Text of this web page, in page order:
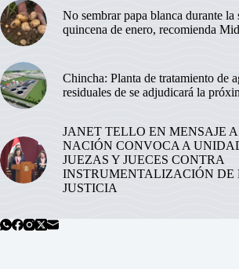
No sembrar papa blanca durante la
quincena de enero, recomienda
Chincha: Planta de tratamiento de
residuales de se adjudicará la
JANET TELLO EN MENSAJE
NACIÓN CONVOCA A
JUEZAS Y JUECES CONTRA
INSTRUMENTALIZACIÓN DE
JUSTICIA